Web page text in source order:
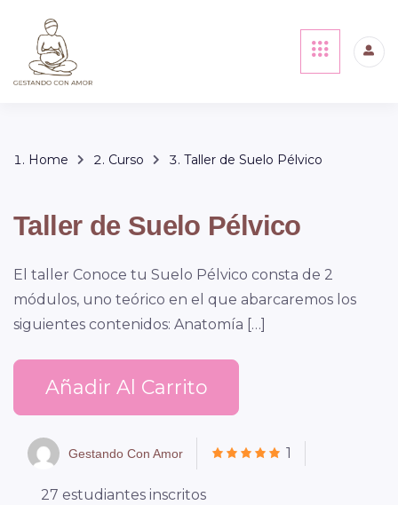
Home Curso Taller de Suelo Pélvico
Taller de Suelo Pélvico
El taller Conoce tu Suelo Pélvico consta de 2
módulos, uno teórico en el que abarcaremos los
siguientes contenidos: Anatomía […]
Añadir Al Carrito
Gestando Con Amor 1
27 estudiantes inscritos